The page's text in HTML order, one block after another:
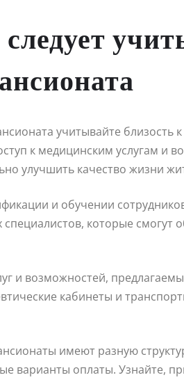
учитывайте близость
к медицинским услугам и
улучшить качество жизни
и обучении
которые смогут
и возможностей,
кабинеты и
имеют разную
варианты оплаты. Узнайте,